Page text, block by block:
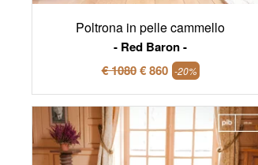
Poltrona in pelle cammello
Red Baron
€ 1080€ 860 -20%